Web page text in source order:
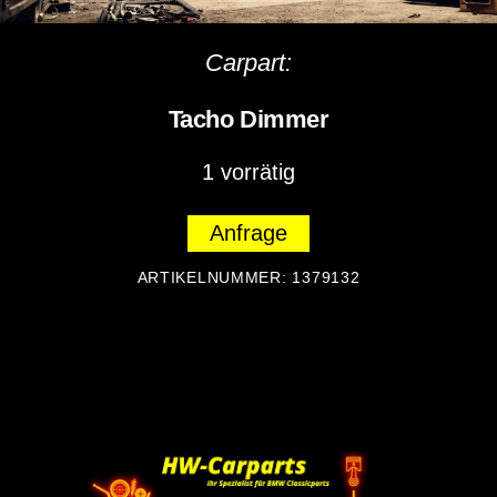
Carpart:
Tacho Dimmer
1 vorrätig
Anfrage
ARTIKELNUMMER: 1379132